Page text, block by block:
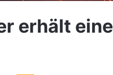
erhält eine